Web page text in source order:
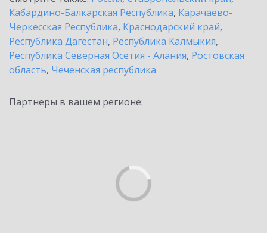
Кабардино-Балкарская Республика, Карачаево-
Черкесская Республика, Краснодарский край,
Республика Дагестан, Республика Калмыкия,
Республика Северная Осетия - Алания, Ростовская
область, Чеченская республика
Партнеры в вашем регионе: